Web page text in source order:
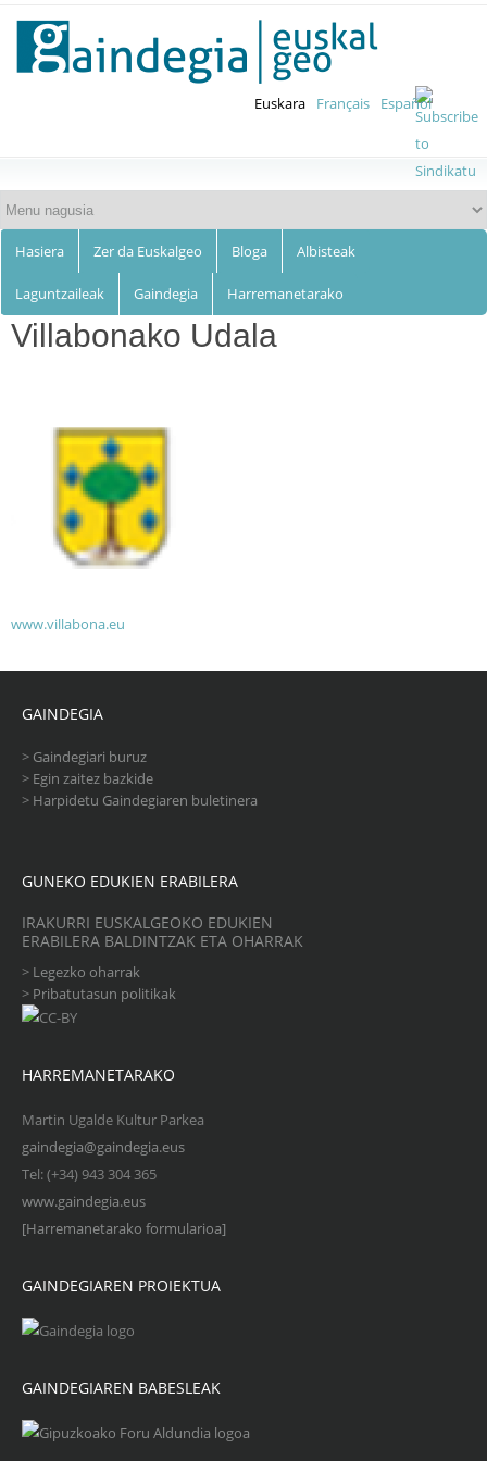
main
content
Euskalgeo
Euskara Français Español
Hasiera Zer da Euskalgeo Bloga Albisteak
Laguntzaileak Gaindegia Harremanetarako
Villabonako Udala
www.villabona.eu
GAINDEGIA
> Gaindegiari buruz
> Egin zaitez bazkide
> Harpidetu Gaindegiaren buletinera
GUNEKO EDUKIEN ERABILERA
IRAKURRI EUSKALGEOKO EDUKIEN
ERABILERA BALDINTZAK ETA OHARRAK
> Legezko oharrak
> Pribatutasun politikak
HARREMANETARAKO
Martin Ugalde Kultur Parkea
gaindegia@gaindegia.eus
Tel: (+34) 943 304 365
www.gaindegia.eus
[Harremanetarako formularioa]
GAINDEGIAREN PROIEKTUA
GAINDEGIAREN BABESLEAK